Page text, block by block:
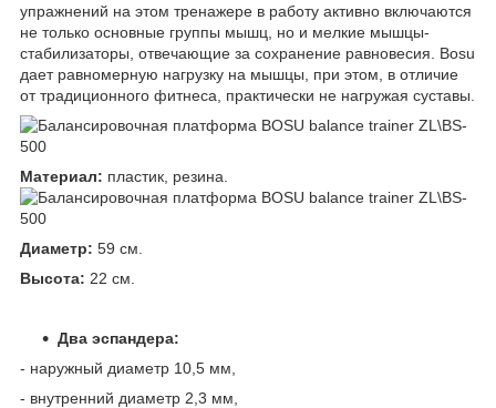
упражнений на этом тренажере в работу активно включаются
не только основные группы мышц, но и мелкие мышцы-
стабилизаторы, отвечающие за сохранение равновесия. Bosu
дает равномерную нагрузку на мышцы, при этом, в отличие
от традиционного фитнеса, практически не нагружая суставы.
Материал: пластик, резина.
Диаметр: 59 см.
Высота: 22 см.
Два эспандера:
- наружный диаметр 10,5 мм,
- внутренний диаметр 2,3 мм,